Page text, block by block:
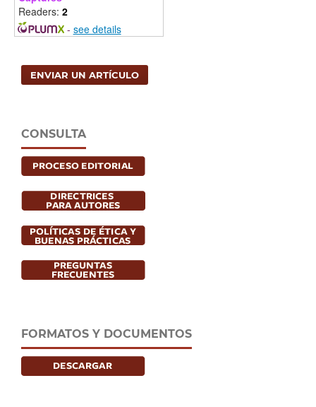
Readers: 2
- see details
ENVIAR UN ARTÍCULO
CONSULTA
FORMATOS Y DOCUMENTOS